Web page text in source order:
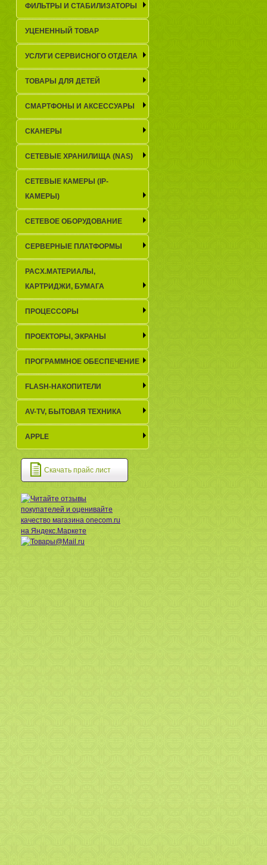
ФИЛЬТРЫ И СТАБИЛИЗАТОРЫ
УЦЕНЕННЫЙ ТОВАР
УСЛУГИ СЕРВИСНОГО ОТДЕЛА
ТОВАРЫ ДЛЯ ДЕТЕЙ
СМАРТФОНЫ И АКСЕССУАРЫ
СКАНЕРЫ
СЕТЕВЫЕ ХРАНИЛИЩА (NAS)
СЕТЕВЫЕ КАМЕРЫ (IP-
КАМЕРЫ)
СЕТЕВОЕ ОБОРУДОВАНИЕ
СЕРВЕРНЫЕ ПЛАТФОРМЫ
РАСХ.МАТЕРИАЛЫ,
КАРТРИДЖИ, БУМАГА
ПРОЦЕССОРЫ
ПРОЕКТОРЫ, ЭКРАНЫ
ПРОГРАММНОЕ ОБЕСПЕЧЕНИЕ
FLASH-НАКОПИТЕЛИ
AV-TV, БЫТОВАЯ ТЕХНИКА
APPLE
Скачать прайс лист